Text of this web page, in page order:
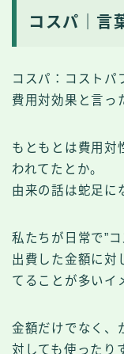
コスパ｜言
コスパ：コストパ
費用対効果と言っ
もともとは費用対
われてたとか。
由来の話は蛇足に
私たちが日常で”
出費した金額に対
てることが多いイ
金額だけでなく、
対しても使ったり